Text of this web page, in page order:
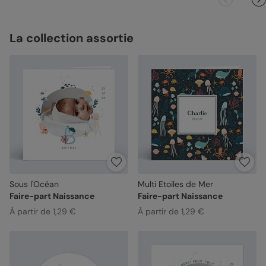
La collection assortie
Sous l'Océan
Faire-part Naissance
À partir de 1,29 €
Multi Etoiles de Mer
Faire-part Naissance
À partir de 1,29 €